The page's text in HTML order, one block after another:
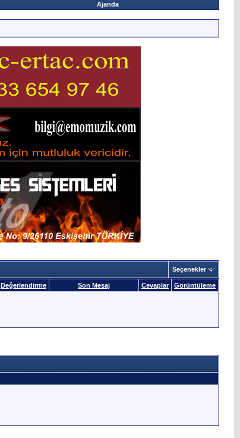
Ajanda
Seçenekler
Değerlendirme Son Mesaj Cevaplar Görüntüleme